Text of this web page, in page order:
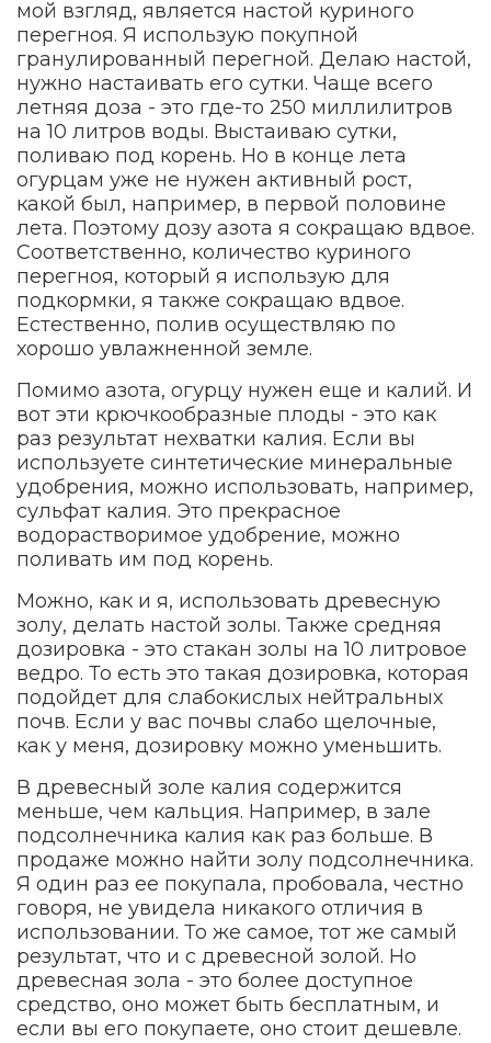
мой взгляд, является настой куриного
перегноя. Я использую покупной
гранулированный перегной. Делаю настой,
нужно настаивать его сутки. Чаще всего
летняя доза - это где-то 250 миллилитров
на 10 литров воды. Выстаиваю сутки,
поливаю под корень. Но в конце лета
огурцам уже не нужен активный рост,
какой был, например, в первой половине
лета. Поэтому дозу азота я сокращаю вдвое.
Соответственно, количество куриного
перегноя, который я использую для
подкормки, я также сокращаю вдвое.
Естественно, полив осуществляю по
хорошо увлажненной земле.
Помимо азота, огурцу нужен еще и калий. И
вот эти крючкообразные плоды - это как
раз результат нехватки калия. Если вы
используете синтетические минеральные
удобрения, можно использовать, например,
сульфат калия. Это прекрасное
водорастворимое удобрение, можно
поливать им под корень.
Можно, как и я, использовать древесную
золу, делать настой золы. Также средняя
дозировка - это стакан золы на 10 литровое
ведро. То есть это такая дозировка, которая
подойдет для слабокислых нейтральных
почв. Если у вас почвы слабо щелочные,
как у меня, дозировку можно уменьшить.
В древесный золе калия содержится
меньше, чем кальция. Например, в зале
подсолнечника калия как раз больше. В
продаже можно найти золу подсолнечника.
Я один раз ее покупала, пробовала, честно
говоря, не увидела никакого отличия в
использовании. То же самое, тот же самый
результат, что и с древесной золой. Но
древесная зола - это более доступное
средство, оно может быть бесплатным, и
если вы его покупаете, оно стоит дешевле.